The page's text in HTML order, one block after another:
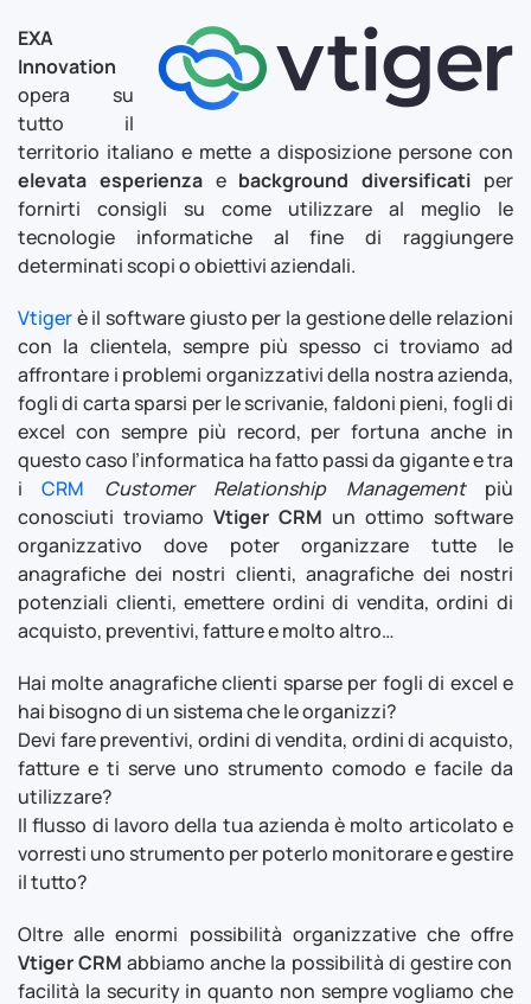
EXA
Innovation
opera su
tutto il
territorio italiano e mette a disposizione persone con
elevata esperienzae background diversificati per
fornirti consigli su come utilizzare al meglio le
tecnologie informatiche al fine di raggiungere
determinati scopi o obiettivi aziendali.
Vtigerè il software giusto per la gestione delle relazioni
con la clientela, sempre più spesso ci troviamo ad
affrontare i problemi organizzativi della nostra azienda,
fogli di carta sparsi per le scrivanie, faldoni pieni, fogli di
excel con sempre più record, per fortuna anche in
questo caso l’informatica ha fatto passi da gigante e tra
iCRM Customer Relationship Managementpiù
conosciuti troviamo Vtiger CRM un ottimo software
organizzativo dove poter organizzare tutte le
anagrafiche dei nostri clienti, anagrafiche dei nostri
potenziali clienti, emettere ordini di vendita, ordini di
acquisto, preventivi, fatture e molto altro…
Hai molte anagrafiche clienti sparse per fogli di excel e
hai bisogno di un sistema che le organizzi?
Devi fare preventivi, ordini di vendita, ordini di acquisto,
fatture e ti serve uno strumento comodo e facile da
utilizzare?
Il flusso di lavoro della tua azienda è molto articolato e
vorresti uno strumento per poterlo monitorare e gestire
il tutto?
Oltre alle enormi possibilità organizzative che offre
Vtiger CRM abbiamo anche la possibilità di gestire con
facilità la security in quanto non sempre vogliamo che